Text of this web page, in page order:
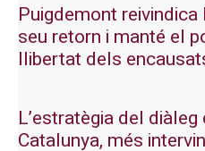
Puigdemont
seu retorn i manté el
llibertat dels
L’estratègia del
Catalunya, més